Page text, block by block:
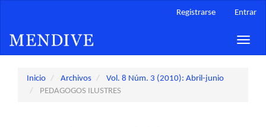
principal
Barra
Registrarse Entrar
Toggle
Inicio Archivos
Vol. 8 Núm. 3 (2010): Abril-junio
PEDAGOGOS ILUSTRES